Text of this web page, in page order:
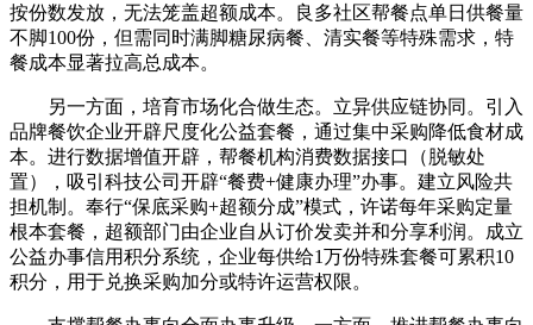
按份数发放，无法笼盖超额成本。良多社区帮餐点单日供餐量
不脚100份，但需同时满脚糖尿病餐、清实餐等特殊需求，特
餐成本显著拉高总成本。
另一方面，培育市场化合做生态。立异供应链协同。引入
品牌餐饮企业开辟尺度化公益套餐，通过集中采购降低食材成
本。进行数据增值开辟，帮餐机构消费数据接口（脱敏处
置），吸引科技公司开辟“餐费+健康办理”办事。建立风险共
担机制。奉行“保底采购+超额分成”模式，许诺每年采购定量
根本套餐，超额部门由企业自从订价发卖并和分享利润。成立
公益办事信用积分系统，企业每供给1万份特殊套餐可累积10
积分，用于兑换采购加分或特许运营权限。